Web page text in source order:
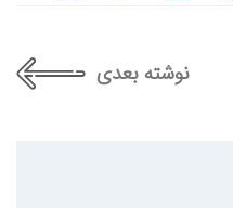
نوشته بعدی